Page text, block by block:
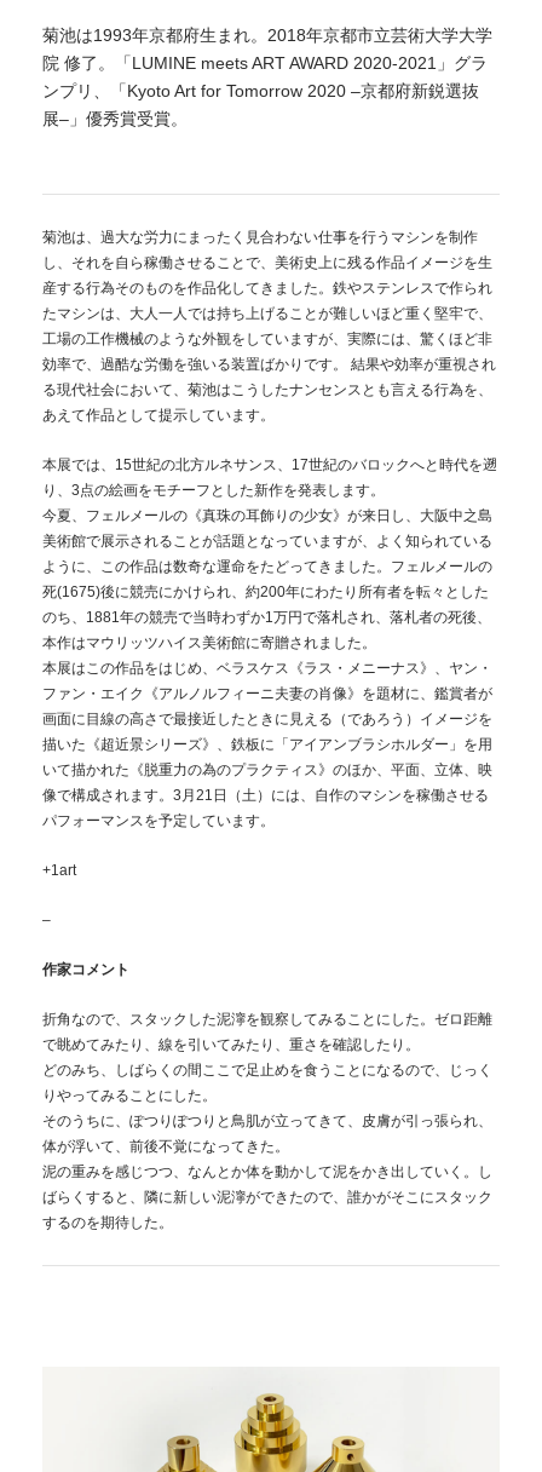
菊池は1993年京都府生まれ。2018年京都市立芸術大学大学
院 修了。「LUMINE meets ART AWARD 2020-2021」グラ
ンプリ、「Kyoto Art for Tomorrow 2020 ‒京都府新鋭選抜
展‒」優秀賞受賞。
菊池は、過大な労力にまったく見合わない仕事を行うマシンを制作
し、それを自ら稼働させることで、美術史上に残る作品イメージを生
産する行為そのものを作品化してきました。鉄やステンレスで作られ
たマシンは、大人一人では持ち上げることが難しいほど重く堅牢で、
工場の工作機械のような外観をしていますが、実際には、驚くほど非
効率で、過酷な労働を強いる装置ばかりです。 結果や効率が重視され
る現代社会において、菊池はこうしたナンセンスとも言える行為を、
あえて作品として提示しています。
本展では、15世紀の北方ルネサンス、17世紀のバロックへと時代を遡
り、3点の絵画をモチーフとした新作を発表します。
今夏、フェルメールの《真珠の耳飾りの少女》が来日し、大阪中之島
美術館で展示されることが話題となっていますが、よく知られている
ように、この作品は数奇な運命をたどってきました。フェルメールの
死(1675)後に競売にかけられ、約200年にわたり所有者を転々とした
のち、1881年の競売で当時わずか1万円で落札され、落札者の死後、
本作はマウリッツハイス美術館に寄贈されました。
本展はこの作品をはじめ、ベラスケス《ラス・メニーナス》、ヤン・
ファン・エイク《アルノルフィーニ夫妻の肖像》を題材に、鑑賞者が
画面に目線の高さで最接近したときに見える（であろう）イメージを
描いた《超近景シリーズ》、鉄板に「アイアンブラシホルダー」を用
いて描かれた《脱重力の為のプラクティス》のほか、平面、立体、映
像で構成されます。3月21日（土）には、自作のマシンを稼働させる
パフォーマンスを予定しています。
+1art
–
作家コメント
折角なので、スタックした泥濘を観察してみることにした。ゼロ距離
で眺めてみたり、線を引いてみたり、重さを確認したり。
どのみち、しばらくの間ここで足止めを食うことになるので、じっく
りやってみることにした。
そのうちに、ぽつりぽつりと鳥肌が立ってきて、皮膚が引っ張られ、
体が浮いて、前後不覚になってきた。
泥の重みを感じつつ、なんとか体を動かして泥をかき出していく。し
ばらくすると、隣に新しい泥濘ができたので、誰かがそこにスタック
するのを期待した。